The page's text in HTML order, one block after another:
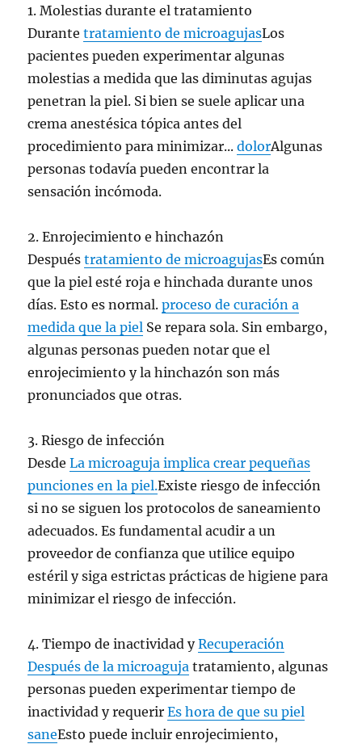
1. Molestias durante el tratamiento
Durantetratamiento de microagujasLos
pacientes pueden experimentar algunas
molestias a medida que las diminutas agujas
penetran la piel. Si bien se suele aplicar una
crema anestésica tópica antes del
procedimiento para minimizar...dolorAlgunas
personas todavía pueden encontrar la
sensación incómoda.
2. Enrojecimiento e hinchazón
Despuéstratamiento de microagujasEs común
que la piel esté roja e hinchada durante unos
días. Esto es normal.proceso de curación a
medida que la piel Se repara sola. Sin embargo,
algunas personas pueden notar que el
enrojecimiento y la hinchazón son más
pronunciados que otras.
3. Riesgo de infección
DesdeLa microaguja implica crear pequeñas
punciones en la piel.Existe riesgo de infección
si no se siguen los protocolos de saneamiento
adecuados. Es fundamental acudir a un
proveedor de confianza que utilice equipo
estéril y siga estrictas prácticas de higiene para
minimizar el riesgo de infección.
4. Tiempo de inactividad yRecuperación
Después de la microaguja tratamiento, algunas
personas pueden experimentar tiempo de
inactividad y requerirEs hora de que su piel
saneEsto puede incluir enrojecimiento,